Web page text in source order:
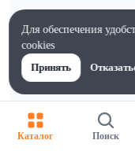
Каталог Поиск
Для обеспечения
cookies
Принять